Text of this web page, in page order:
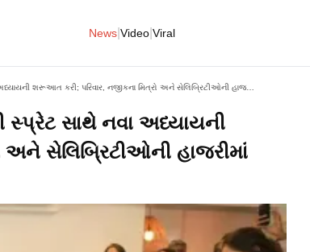
News Video Viral
સ્પ્રેટ સાથે નવા અધ્યાયની
અને સેલિબ્રિટીઓની હાજરીમાં